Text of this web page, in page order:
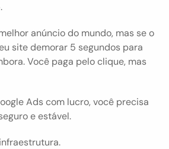
.
anúncio do mundo, mas se o
site demorar 5 segundos para
Você paga pelo clique, mas
Ads com lucro, você precisa
e estável.